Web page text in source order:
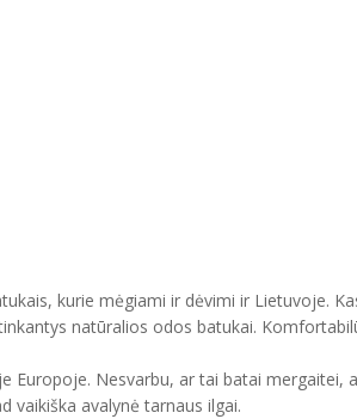
kurie mėgiami ir dėvimi ir Lietuvoje.
natūralios odos batukai.
Europoje. Nesvarbu, ar tai batai
vaikiška avalynė tarnaus ilgai.